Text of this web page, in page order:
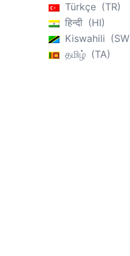
Türkçe
TR
हिन्दी
HI
Kiswahili
SW
தமிழ்
TA